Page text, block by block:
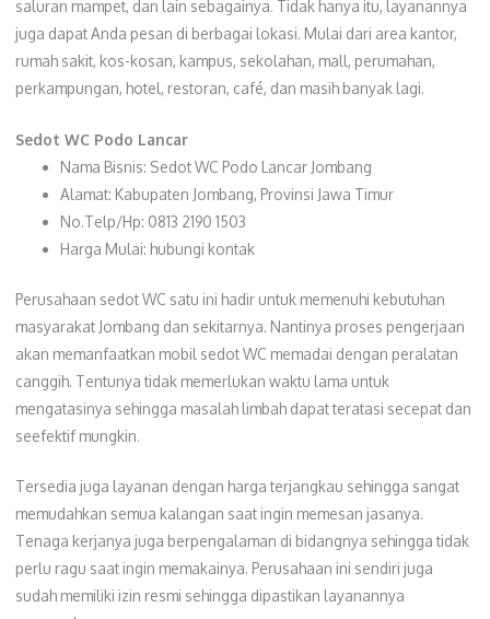
saluran mampet, dan lain sebagainya. Tidak hanya itu, layanannya
juga dapat Anda pesan di berbagai lokasi. Mulai dari area kantor,
rumah sakit, kos-kosan, kampus, sekolahan, mall, perumahan,
perkampungan, hotel, restoran, café, dan masih banyak lagi.
Sedot WC Podo Lancar
Nama Bisnis: Sedot WC Podo Lancar Jombang
Alamat: Kabupaten Jombang, Provinsi Jawa Timur
No.Telp/Hp: 0813 2190 1503
Harga Mulai: hubungi kontak
Perusahaan sedot WC satu ini hadir untuk memenuhi kebutuhan
masyarakat Jombang dan sekitarnya. Nantinya proses pengerjaan
akan memanfaatkan mobil sedot WC memadai dengan peralatan
canggih. Tentunya tidak memerlukan waktu lama untuk
mengatasinya sehingga masalah limbah dapat teratasi secepat dan
seefektif mungkin.
Tersedia juga layanan dengan harga terjangkau sehingga sangat
memudahkan semua kalangan saat ingin memesan jasanya.
Tenaga kerjanya juga berpengalaman di bidangnya sehingga tidak
perlu ragu saat ingin memakainya. Perusahaan ini sendiri juga
sudah memiliki izin resmi sehingga dipastikan layanannya